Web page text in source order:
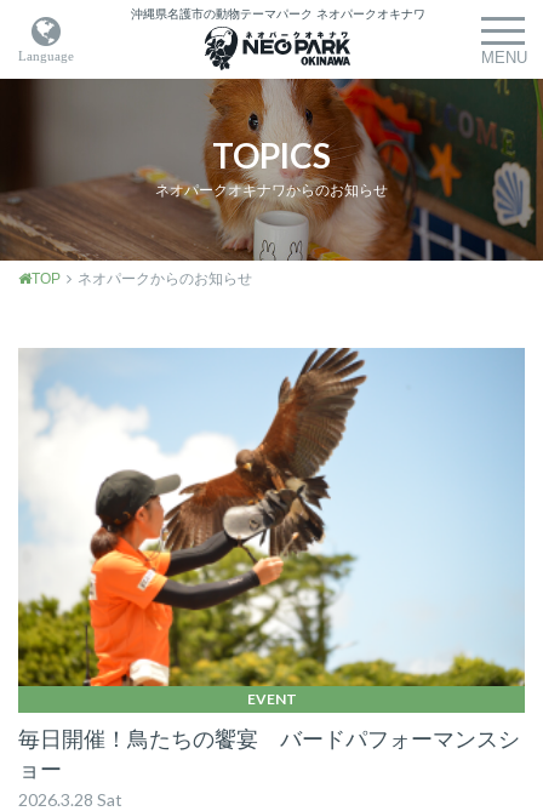
沖縄県名護市の動物テーマパーク ネオパークオキナワ
TOPICS
ネオパークオキナワからのお知らせ
TOP ネオパークからのお知らせ
EVENT
毎日開催！鳥たちの饗宴 バードパフォーマンスシ
ョー
2026.3.28 Sat